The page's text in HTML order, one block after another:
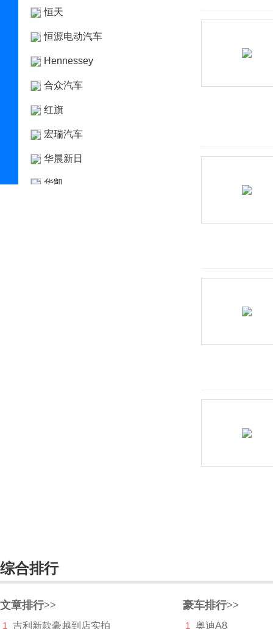
恒天
恒源电动汽车
Hennessey
合众汽车
红旗
宏瑞汽车
华晨新日
华凯
江铃集团新能源
捷豹
综合排行
文章排行>>
1 吉利新款豪越到店实拍
豪车排行>>
1 奥迪A8